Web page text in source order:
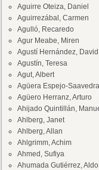
Aguirre Oteiza, Daniel
Aguirrezábal, Carmen
Agulló, Recaredo
Agur Meabe, Miren
Agustí Hernández, David
Agustín, Teresa
Agut, Albert
Agüera Espejo-
Agüero Herranz, Arturo
Ahijado Quintillán,
Ahlberg, Janet
Ahlberg, Allan
Ahlgrimm, Achim
Ahmed, Sufiya
Ahumada Gutiérrez,